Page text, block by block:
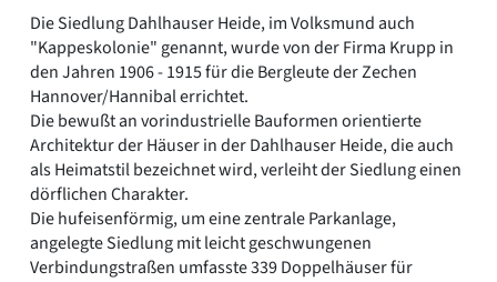
Über baukunst-nrw
Fachbeirat
Freunde & Förderer
Kontakt
Impressum
Datenschutz
Suchbegriff eingeben
Die Siedlung Dahlhauser Heide, im Volksmund auch
"Kappeskolonie" genannt, wurde von der Firma Krupp in
den Jahren 1906 - 1915 für die Bergleute der Zechen
Hannover/Hannibal errichtet.
Die bewußt an vorindustrielle Bauformen orientierte
Architektur der Häuser in der Dahlhauser Heide, die auch
als Heimatstil bezeichnet wird, verleiht der Siedlung einen
dörflichen Charakter.
Die hufeisenförmig, um eine zentrale Parkanlage,
angelegte Siedlung mit leicht geschwungenen
Verbindungstraßen umfasste 339 Doppelhäuser für